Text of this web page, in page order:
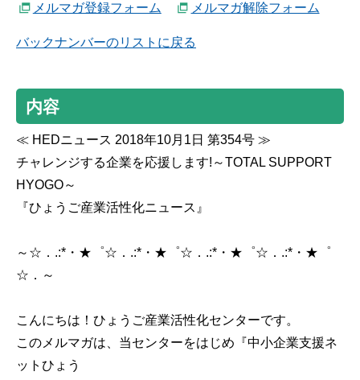
メルマガ登録フォーム
メルマガ解除フォーム
バックナンバーのリストに戻る
内容
≪ HEDニュース 2018年10月1日 第354号 ≫
チャレンジする企業を応援します!～TOTAL SUPPORT
HYOGO～
『ひょうご産業活性化ニュース』
～☆．.:*・★゜☆．.:*・★゜☆．.:*・★゜☆．.:*・★゜
☆．～
こんにちは！ひょうご産業活性化センターです。
このメルマガは、当センターをはじめ『中小企業支援ネ
ットひょう